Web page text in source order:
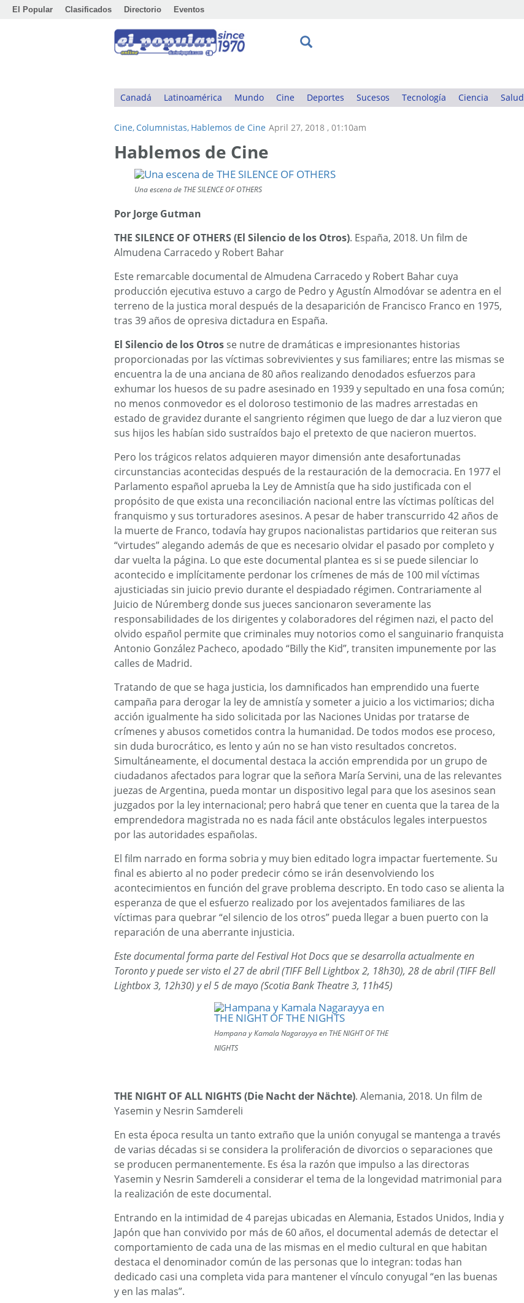
El Popular Clasificados Directorio Eventos
Canadá Latinoamérica Mundo Cine Deportes Sucesos Tecnología Ciencia Salud
Cine, Columnistas, Hablemos de Cine April 27, 2018 , 01:10am
Hablemos de Cine
Una escena de THE SILENCE OF OTHERS
Por Jorge Gutman
THE SILENCE OF OTHERS (El Silencio de los Otros). España, 2018. Un film de
Almudena Carracedo y Robert Bahar
Este remarcable documental de Almudena Carracedo y Robert Bahar cuya
producción ejecutiva estuvo a cargo de Pedro y Agustín Almodóvar se adentra en el
terreno de la justica moral después de la desaparición de Francisco Franco en 1975,
tras 39 años de opresiva dictadura en España.
El Silencio de los Otros se nutre de dramáticas e impresionantes historias
proporcionadas por las víctimas sobrevivientes y sus familiares; entre las mismas se
encuentra la de una anciana de 80 años realizando denodados esfuerzos para
exhumar los huesos de su padre asesinado en 1939 y sepultado en una fosa común;
no menos conmovedor es el doloroso testimonio de las madres arrestadas en
estado de gravidez durante el sangriento régimen que luego de dar a luz vieron que
sus hijos les habían sido sustraídos bajo el pretexto de que nacieron muertos.
Pero los trágicos relatos adquieren mayor dimensión ante desafortunadas
circunstancias acontecidas después de la restauración de la democracia. En 1977 el
Parlamento español aprueba la Ley de Amnistía que ha sido justificada con el
propósito de que exista una reconciliación nacional entre las víctimas políticas del
franquismo y sus torturadores asesinos. A pesar de haber transcurrido 42 años de
la muerte de Franco, todavía hay grupos nacionalistas partidarios que reiteran sus
“virtudes” alegando además de que es necesario olvidar el pasado por completo y
dar vuelta la página. Lo que este documental plantea es si se puede silenciar lo
acontecido e implícitamente perdonar los crímenes de más de 100 mil víctimas
ajusticiadas sin juicio previo durante el despiadado régimen. Contrariamente al
Juicio de Núremberg donde sus jueces sancionaron severamente las
responsabilidades de los dirigentes y colaboradores del régimen nazi, el pacto del
olvido español permite que criminales muy notorios como el sanguinario franquista
Antonio González Pacheco, apodado “Billy the Kid”, transiten impunemente por las
calles de Madrid.
Tratando de que se haga justicia, los damnificados han emprendido una fuerte
campaña para derogar la ley de amnistía y someter a juicio a los victimarios; dicha
acción igualmente ha sido solicitada por las Naciones Unidas por tratarse de
crímenes y abusos cometidos contra la humanidad. De todos modos ese proceso,
sin duda burocrático, es lento y aún no se han visto resultados concretos.
Simultáneamente, el documental destaca la acción emprendida por un grupo de
ciudadanos afectados para lograr que la señora María Servini, una de las relevantes
juezas de Argentina, pueda montar un dispositivo legal para que los asesinos sean
juzgados por la ley internacional; pero habrá que tener en cuenta que la tarea de la
emprendedora magistrada no es nada fácil ante obstáculos legales interpuestos
por las autoridades españolas.
El film narrado en forma sobria y muy bien editado logra impactar fuertemente. Su
final es abierto al no poder predecir cómo se irán desenvolviendo los
acontecimientos en función del grave problema descripto. En todo caso se alienta la
esperanza de que el esfuerzo realizado por los avejentados familiares de las
víctimas para quebrar “el silencio de los otros” pueda llegar a buen puerto con la
reparación de una aberrante injusticia.
Este documental forma parte del Festival Hot Docs que se desarrolla actualmente en
Toronto y puede ser visto el 27 de abril (TIFF Bell Lightbox 2, 18h30), 28 de abril (TIFF Bell
Lightbox 3, 12h30) y el 5 de mayo (Scotia Bank Theatre 3, 11h45)
Hampana y Kamala Nagarayya en THE NIGHT OF THE
NIGHTS
THE NIGHT OF ALL NIGHTS (Die Nacht der Nächte). Alemania, 2018. Un film de
Yasemin y Nesrin Samdereli
En esta época resulta un tanto extraño que la unión conyugal se mantenga a través
de varias décadas si se considera la proliferación de divorcios o separaciones que
se producen permanentemente. Es ésa la razón que impulso a las directoras
Yasemin y Nesrin Samdereli a considerar el tema de la longevidad matrimonial para
la realización de este documental.
Entrando en la intimidad de 4 parejas ubicadas en Alemania, Estados Unidos, India y
Japón que han convivido por más de 60 años, el documental además de detectar el
comportamiento de cada una de las mismas en el medio cultural en que habitan
destaca el denominador común de las personas que lo integran: todas han
dedicado casi una completa vida para mantener el vínculo conyugal “en las buenas
y en las malas”.